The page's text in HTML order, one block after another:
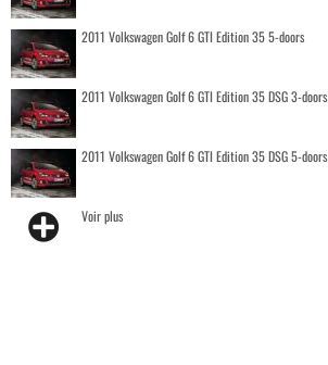
2011 Volkswagen Golf 6 GTI Edition 35 5-doors
2011 Volkswagen Golf 6 GTI Edition 35 DSG 3-doors
2011 Volkswagen Golf 6 GTI Edition 35 DSG 5-doors
Voir plus